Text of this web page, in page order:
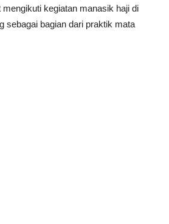
kegiatan manasik haji di
sebagai bagian dari praktik mata